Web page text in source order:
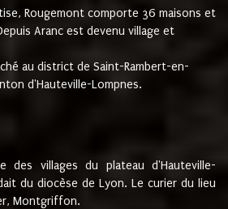
Rougemont comporte 36 maisons et
Aranc est devenu village et
au district de Saint-Rambert-en-
d'Hauteville-Lompnes.
des villages du plateau d'Hauteville-
du diocèse de Lyon. Le curier du lieu
Montgriffon.